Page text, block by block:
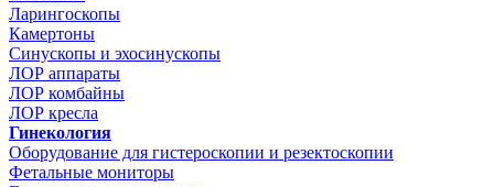
Ларингоскопы
Камертоны
Синускопы и эхосинускопы
ЛОР аппараты
ЛОР комбайны
ЛОР кресла
Гинекология
Оборудование для гистероскопии и резектоскопии
Фетальные мониторы